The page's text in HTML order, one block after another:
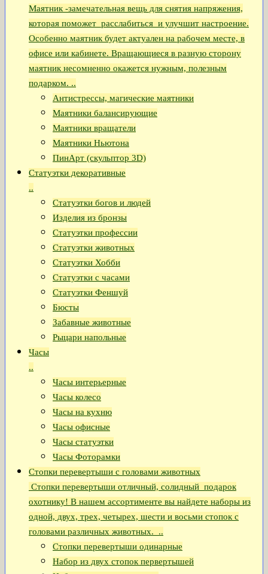
Маятник -замечательная вещь для снятия напряжения,
которая поможет расслабиться и улучшит настроение.
Особенно маятник будет актуален на рабочем месте, в
офисе или кабинете. Вращающиеся в разную сторону
маятник несомненно окажется нужным, полезным
подарком. ..
Антистрессы, магические маятники
Маятники балансирующие
Маятники вращатели
Маятники Ньютона
ПинАрт (скульптор 3D)
Статуэтки декоративные
..
Статуэтки богов и людей
Изделия из бронзы
Статуэтки профессии
Статуэтки животных
Статуэтки Хобби
Статуэтки с часами
Статуэтки Феншуй
Бюсты
Забавные животные
Рыцари напольные
Часы
..
Часы интерьерные
Часы колесо
Часы на кухню
Часы офисные
Часы статуэтки
Часы Фоторамки
Стопки перевертыши с головами животных
Стопки перевертыши отличный, солидный подарок
охотнику! В нашем ассортименте вы найдете наборы из
одной, двух, трех, четырех, шести и восьми стопок с
головами различных животных. ..
Стопки перевертыши одинарные
Набор из двух стопок первертышей